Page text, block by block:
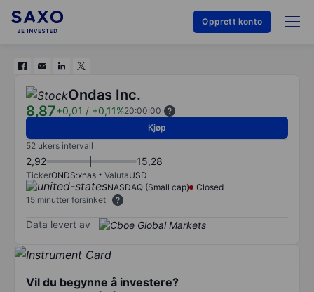
Opprett konto
Ondas Inc.
8,87+0,01 / +0,11%20:00:00
Kjøp
52 ukers intervall
2,92 15,28
TickerONDS:xnas ValutaUSD
NASDAQ (Small cap)
Closed
15 minutter forsinket
Data levert av
Vil du begynne å investere?